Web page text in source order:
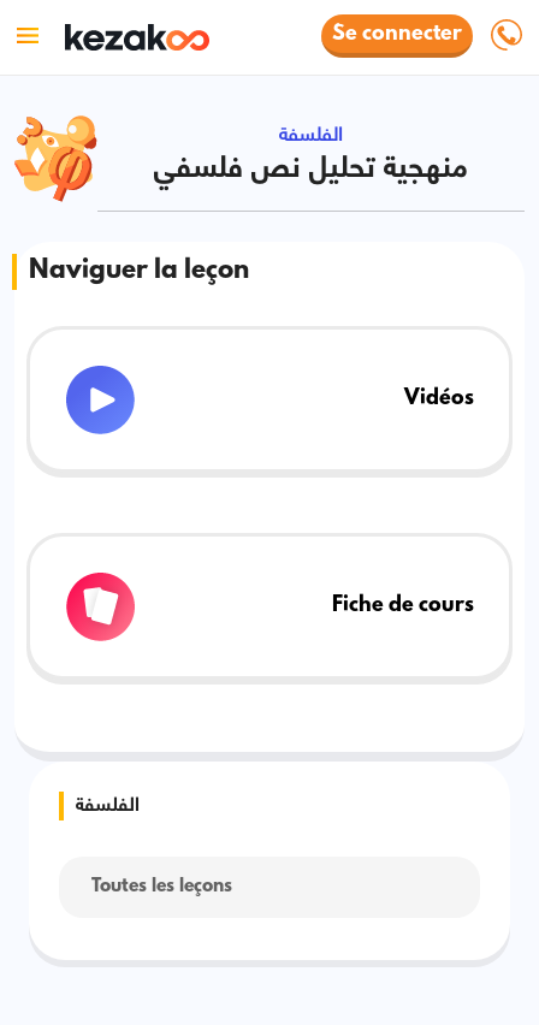
Se connecter
الفلسفة
منهجية تحليل نص فلسفي
Naviguer la leçon
Vidéos
Fiche de cours
الفلسفة
Toutes les leçons